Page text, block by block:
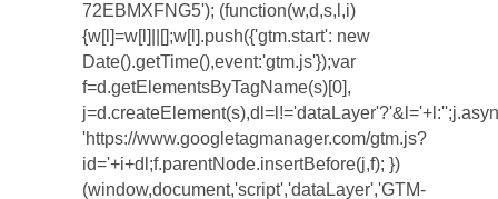
72EBMXFNG5'); (function(w,d,s,l,i)
{w[l]=w[l]||[];w[l].push({'gtm.start': new
Date().getTime(),event:'gtm.js'});var
f=d.getElementsByTagName(s)[0],
'https://www.googletagmanager.com/gtm.js?
id='+i+dl;f.parentNode.insertBefore(j,f); })
(window,document,'script','dataLayer','GTM-